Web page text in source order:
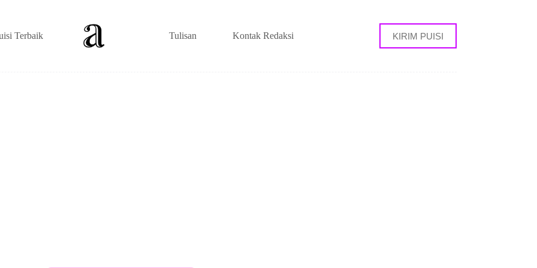
Terbaik Tulisan Kontak Redaksi KIRIM PUISI